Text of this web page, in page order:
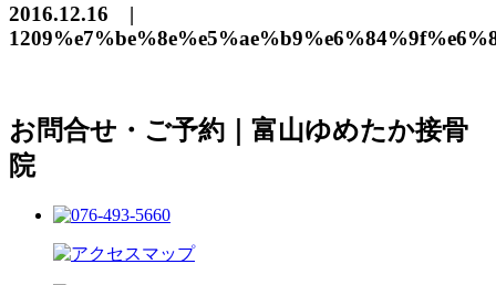
2016.12.16 |
お問合せ・ご予約｜富山ゆめたか接骨
院